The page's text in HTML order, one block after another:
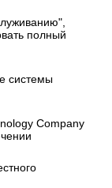
полный
системы
Company